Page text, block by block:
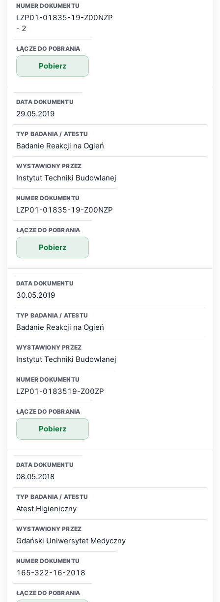
LZP01-01835-19-Z00NZP
- 2
Pobierz
29.05.2019
Badanie Reakcji na Ogień
Instytut Techniki Budowlanej
LZP01-01835-19-Z00NZP
Pobierz
30.05.2019
Badanie Reakcji na Ogień
Instytut Techniki Budowlanej
LZP01-0183519-Z00ZP
Pobierz
08.05.2018
Atest Higieniczny
Gdański Uniwersytet Medyczny
165-322-16-2018